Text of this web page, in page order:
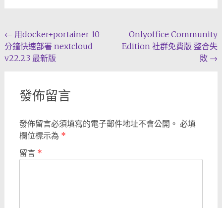
Post
navigation
← 用docker+portainer 10
分鐘快速部署 nextcloud
v22.2.3 最新版
Onlyoffice Community
Edition 社群免費版 整合失
敗 →
發佈留言
發佈留言必須填寫的電子郵件地址不會公開。 必填
欄位標示為 *
留言 *